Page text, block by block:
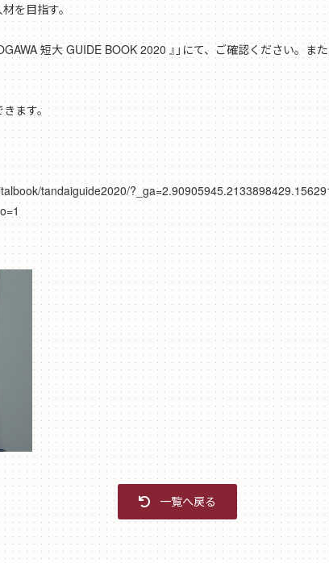
を目指す。
短大 GUIDE BOOK 2020 』」にて、ご確認ください。
ます。
tandaiguide2020/
一覧へ戻る